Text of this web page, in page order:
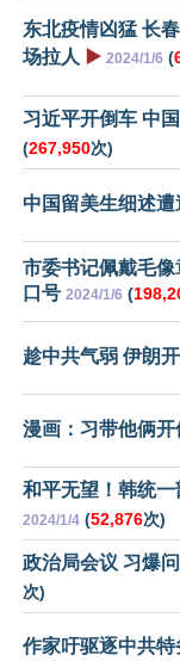
东北疫情凶猛 长
场拉人 ▶️ 2024/1/6 (
习近平开倒车 中
(267,950次)
中国留美生细述
市委书记佩戴毛
口号 2024/1/6 (
趁中共气弱 伊朗
漫画：习带他俩
和平无望！韩统
2024/1/4 (52,876次)
政治局会议 习爆
次)
作家吁驱逐中共